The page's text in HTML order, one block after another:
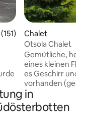
Bewertung:
Chalet
Otsola Chalet
Gemütliche,
eines kleinen
es Geschirr und
vorhanden
Leitungswasser,
APK, Mikrowelle,
Waschmaschine,
in